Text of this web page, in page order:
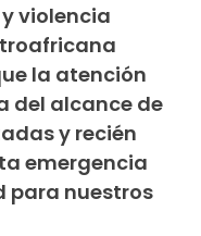
violencia
la atención
del alcance de
y recién
emergencia
para nuestros